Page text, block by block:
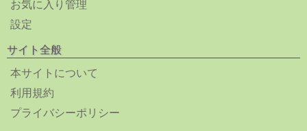
お気に入り管理
設定
サイト全般
本サイトについて
利用規約
プライバシーポリシー